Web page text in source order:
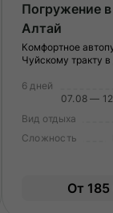
опыт и
Погружение
Алтай
Комфортное
Чуйскому тракту
6 дней
07.08 —
Вид отдыха
Сложность
От